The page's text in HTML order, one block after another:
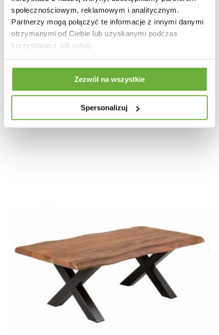
społecznościowym, reklamowym i analitycznym.
Partnerzy mogą połączyć te informacje z innymi danymi
otrzymanymi od Ciebie lub uzyskanymi podczas
korzystania z ich usług.
Zezwól na wszystkie
Spersonalizuj
STOLIK KAWOWY GOA II
1 108,16 zł -11%